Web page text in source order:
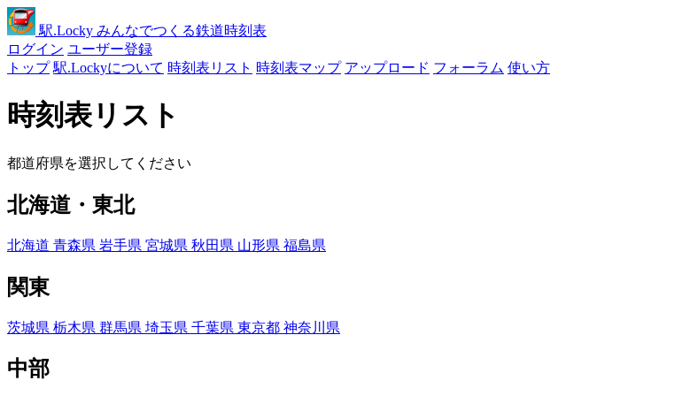
駅.Locky みんなでつくる鉄道時刻表
ログイン ユーザー登録
トップ 駅.Lockyについて 時刻表リスト 時刻表マップ アップロード フォーラム 使い方
時刻表リスト
都道府県を選択してください
北海道・東北
北海道 青森県 岩手県 宮城県 秋田県 山形県 福島県
関東
茨城県 栃木県 群馬県 埼玉県 千葉県 東京都 神奈川県
中部